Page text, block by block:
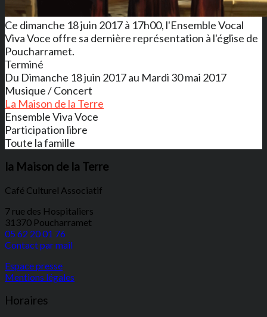
Ce dimanche 18 juin 2017 à 17h00, l'Ensemble Vocal
Viva Voce offre sa dernière représentation à l'église de
Poucharramet.
Terminé
Du Dimanche 18 juin 2017 au Mardi 30 mai 2017
Musique / Concert
La Maison de la Terre
Ensemble Viva Voce
Participation libre
Toute la famille
la Maison de la Terre
Café Culturel Associatif
7 rue des Hospitaliers
31370 Poucharramet
05 62 20 01 76
Contact par mail
Espace presse
Mentions légales
Horaires